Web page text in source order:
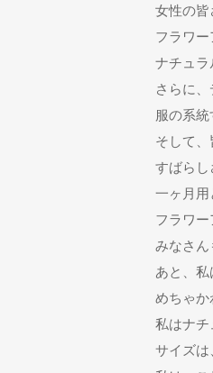
女性の皆
フラワ
ナチュラ
さらに、
服の系
そして
すばらし
一ヶ月用
フラワー
みなさん
あと、
めちゃか
私はナチ
サイズは